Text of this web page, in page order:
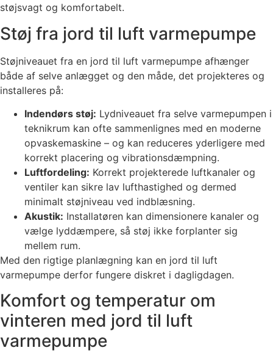
støjsvagt og komfortabelt.
Støj fra jord til luft varmepumpe
Støjniveauet fra en jord til luft varmepumpe afhænger
både af selve anlægget og den måde, det projekteres og
installeres på:
Indendørs støj: Lydniveauet fra selve varmepumpen i
teknikrum kan ofte sammenlignes med en moderne
opvaskemaskine – og kan reduceres yderligere med
korrekt placering og vibrationsdæmpning.
Luftfordeling: Korrekt projekterede luftkanaler og
ventiler kan sikre lav lufthastighed og dermed
minimalt støjniveau ved indblæsning.
Akustik: Installatøren kan dimensionere kanaler og
vælge lyddæmpere, så støj ikke forplanter sig
mellem rum.
Med den rigtige planlægning kan en jord til luft
varmepumpe derfor fungere diskret i dagligdagen.
Komfort og temperatur om
vinteren med jord til luft
varmepumpe